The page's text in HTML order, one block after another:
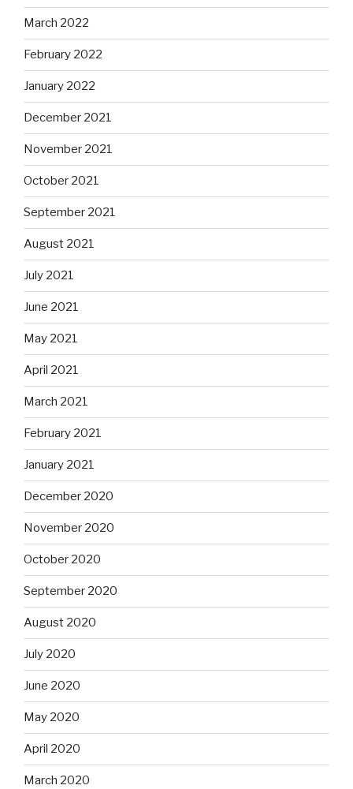
March 2022
February 2022
January 2022
December 2021
November 2021
October 2021
September 2021
August 2021
July 2021
June 2021
May 2021
April 2021
March 2021
February 2021
January 2021
December 2020
November 2020
October 2020
September 2020
August 2020
July 2020
June 2020
May 2020
April 2020
March 2020